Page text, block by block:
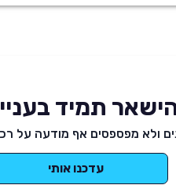
תמיד
ולא מפספסים אף מודעה על
עדכנו אותי